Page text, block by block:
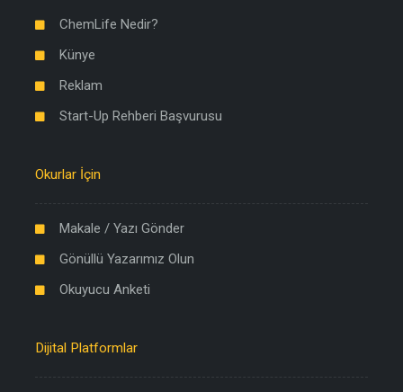
ChemLife Nedir?
Künye
Reklam
Start-Up Rehberi Başvurusu
Okurlar İçin
Makale / Yazı Gönder
Gönüllü Yazarımız Olun
Okuyucu Anketi
Dijital Platformlar